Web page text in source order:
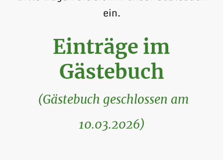
ein.
Einträge im
Gästebuch
(Gästebuch geschlossen am
10.03.2026)